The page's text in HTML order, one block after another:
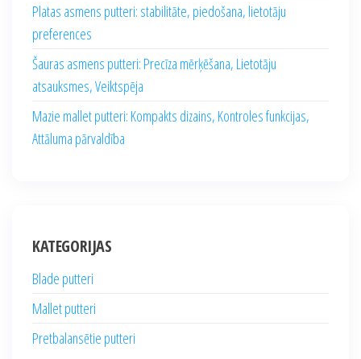
Platas asmens putteri: stabilitāte, piedošana, lietotāju
preferences
Šauras asmens putteri: Precīza mērķēšana, Lietotāju
atsauksmes, Veiktspēja
Mazie mallet putteri: Kompakts dizains, Kontroles funkcijas,
Attāluma pārvaldība
KATEGORIJAS
Blade putteri
Mallet putteri
Pretbalansētie putteri